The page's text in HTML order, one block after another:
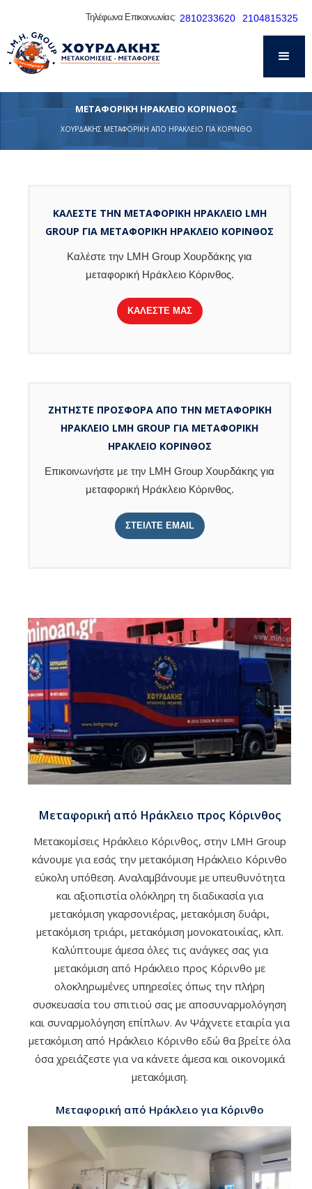
Τηλέφωνα Επικοινωνίας: 2810233620 2104815325
ΜΕΤΑΦΟΡΙΚΗ ΗΡΑΚΛΕΙΟ ΚΟΡΙΝΘΟΣ
ΧΟΥΡΔΑΚΗΣ ΜΕΤΑΦΟΡΙΚΗ ΑΠΟ ΗΡΑΚΛΕΙΟ ΓΙΑ ΚΟΡΙΝΘΟ
ΚΑΛΕΣΤΕ ΤΗΝ ΜΕΤΑΦΟΡΙΚΗ ΗΡΑΚΛΕΙΟ LMH
GROUP ΓΙΑ ΜΕΤΑΦΟΡΙΚΗ ΗΡΑΚΛΕΙΟ ΚΟΡΙΝΘΟΣ
Καλέστε την LMH Group Χουρδάκης για
μεταφορική Ηράκλειο Κόρινθος.
ΚΑΛΕΣΤΕ ΜΑΣ
ΖΗΤΗΣΤΕ ΠΡΟΣΦΟΡΑ ΑΠΟ ΤΗΝ ΜΕΤΑΦΟΡΙΚΗ
ΗΡΑΚΛΕΙΟ LMH GROUP ΓΙΑ ΜΕΤΑΦΟΡΙΚΗ
ΗΡΑΚΛΕΙΟ ΚΟΡΙΝΘΟΣ
Επικοινωνήστε με την LMH Group Χουρδάκης για
μεταφορική Ηράκλειο Κόρινθος.
ΣΤΕΙΛΤΕ EMAIL
Μεταφορική από Ηράκλειο προς Κόρινθος
Μετακομίσεις Ηράκλειο Κόρινθος, στην LMH Group
κάνουμε για εσάς την μετακόμιση Ηράκλειο Κόρινθο
εύκολη υπόθεση. Αναλαμβάνουμε με υπευθυνότητα
και αξιοπιστία ολόκληρη τη διαδικασία για
μετακόμιση γκαρσονιέρας, μετακόμιση δυάρι,
μετακόμιση τριάρι, μετακόμιση μονοκατοικίας, κλπ.
Καλύπτουμε άμεσα όλες τις ανάγκες σας για
μετακόμιση από Ηράκλειο προς Κόρινθο με
ολοκληρωμένες υπηρεσίες όπως την πλήρη
συσκευασία του σπιτιού σας με αποσυναρμολόγηση
και συναρμολόγηση επίπλων. Αν Ψάχνετε εταιρία για
μετακόμιση από Ηράκλειο Κόρινθο εδώ θα βρείτε όλα
όσα χρειάζεστε για να κάνετε άμεσα και οικονομικά
μετακόμιση.
Μεταφορική από Ηράκλειο για Κόρινθο